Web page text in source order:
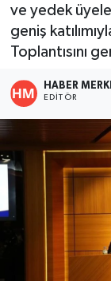
ve yedek
geniş
Toplantısını
HABER
EDITÖR
MAGAZİN
ÖZEL
DTO
RESMİ